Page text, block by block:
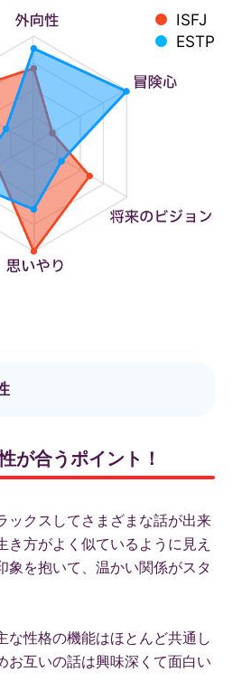
ISFJ
ESTP
が合うポイント！
ックスしてさまざまな話が出来
き方がよく似ているように見え
象を抱いて、温かい関係がスタ
な性格の機能はほとんど共通し
お互いの話は興味深くて面白い